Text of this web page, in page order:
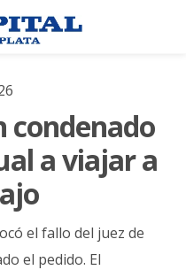
condenado
a viajar a
el fallo del juez de
el pedido. El